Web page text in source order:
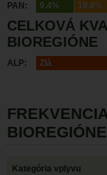
PAN:
9.4% 19.8%
CELKOVÁ
BIOREGIÓNE
ALP: Zlá
BIOREGIÓNE
Kategória vplyvu